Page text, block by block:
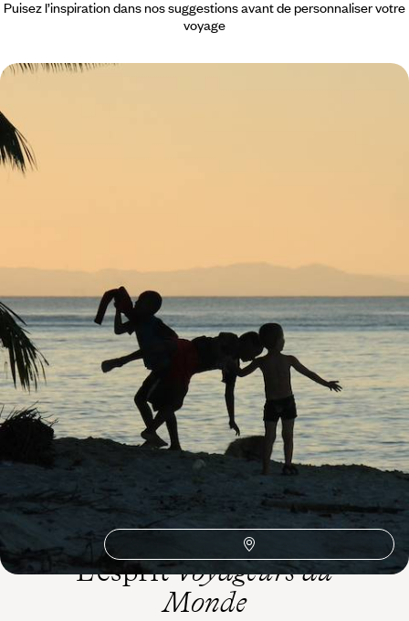
Puisez l’inspiration dans nos suggestions avant de personnaliser votre
voyage
Nosy Be, toutes les merveilles du Nord
Peu d’étapes, mais beaucoup de diversité et d’atmosphères :
Madagascar de tous les possibles
Idées associées
UNESCO Rizières Ornithologie
Océan Indien
Observation Animaux
Nosy Be Massif de l'ankarana
Lémuriens
Lac Tana
Diego Suarez Baleine Antananarivo
L’espritVoyageurs du
Monde